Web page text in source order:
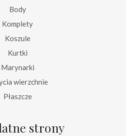
Body
Komplety
Koszule
Kurtki
Marynarki
wierzchnie
Płaszcze
strony